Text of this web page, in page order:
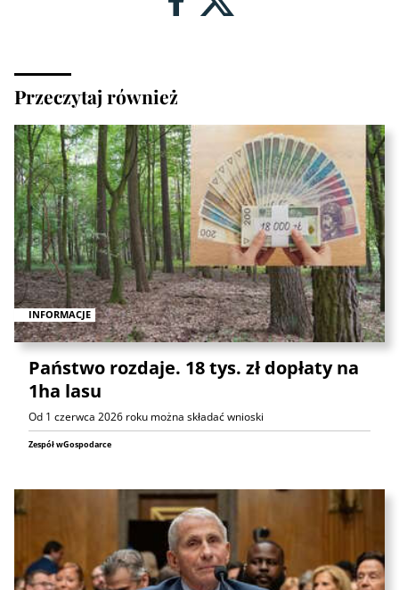
Przeczytaj również
INFORMACJE
Państwo rozdaje. 18 tys. zł dopłaty na
1ha lasu
Od 1 czerwca 2026 roku można składać wnioski
Zespół wGospodarce